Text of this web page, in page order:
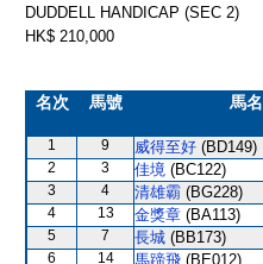
DUDDELL HANDICAP (SEC 2)
HK$ 210,000
名次 馬號 馬名
1 9 威得至好 (BD149)
2 3 佳境 (BC122)
3 4 清雄霸 (BG228)
4 13 金獎章 (BA113)
5 7 長城 (BB173)
6 14 馬蹄飛 (BE012)